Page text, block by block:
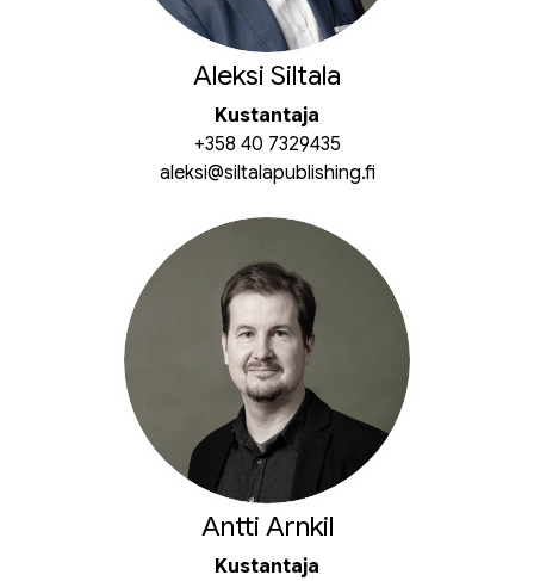
Aleksi Siltala
Kustantaja
+358 40 7329435
aleksi@siltalapublishing.fi
Antti Arnkil
Kustantaja